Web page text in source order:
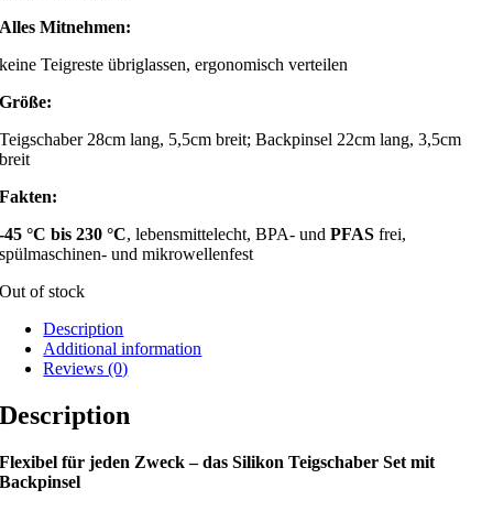
Alles Mitnehmen:
keine Teigreste übriglassen, ergonomisch verteilen
Größe:
Teigschaber 28cm lang, 5,5cm breit; Backpinsel 22cm lang, 3,5cm
breit
Fakten:
-45 °C bis 230 °C, lebensmittelecht, BPA- undPFAS frei,
spülmaschinen- und mikrowellenfest
Out of stock
Description
Additional information
Reviews (0)
Description
Flexibel für jeden Zweck – das Silikon Teigschaber Set mit
Backpinsel